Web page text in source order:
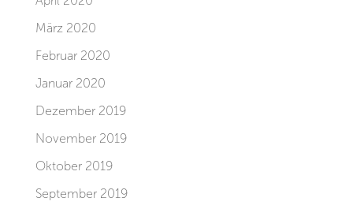
März 2020
Februar 2020
Januar 2020
Dezember 2019
November 2019
Oktober 2019
September 2019